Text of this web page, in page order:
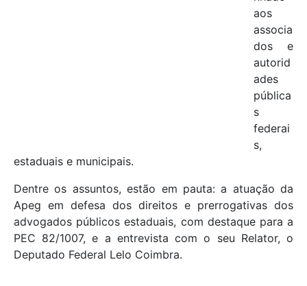
aos
associa
dos e
autorid
ades
pública
s
federai
s,
estaduais e municipais.
Dentre os assuntos, estão em pauta: a atuação da
Apeg em defesa dos direitos e prerrogativas dos
advogados públicos estaduais, com destaque para a
PEC 82/1007, e a entrevista com o seu Relator, o
Deputado Federal Lelo Coimbra.